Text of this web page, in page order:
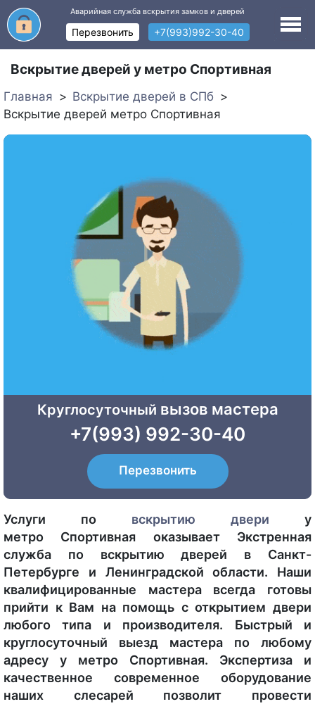
Аварийная служба вскрытия замков и дверей
Перезвонить +7(993)992-30-40
Вскрытие дверей у метро Спортивная
Главная
Вскрытие дверей в СПб
Вскрытие дверей метро Спортивная
Круглосуточный вызов мастера
+7(993) 992-30-40
Перезвонить
Услуги по вскрытию двери у
метро Спортивная оказывает Экстренная
служба по вскрытию дверей в Санкт-
Петербурге и Ленинградской области. Наши
квалифицированные мастера всегда готовы
прийти к Вам на помощь с открытием двери
любого типа и производителя. Быстрый и
круглосуточный выезд мастера по любому
адресу у метро Спортивная. Экспертиза и
качественное современное оборудование
наших слесарей позволит провести